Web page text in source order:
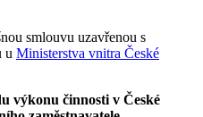
smlouvu uzavřenou s
u Ministerstva vnitra České
výkonu činnosti v České